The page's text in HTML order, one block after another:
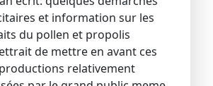
et information sur les
du pollen et propolis
de mettre en avant ces
relativement